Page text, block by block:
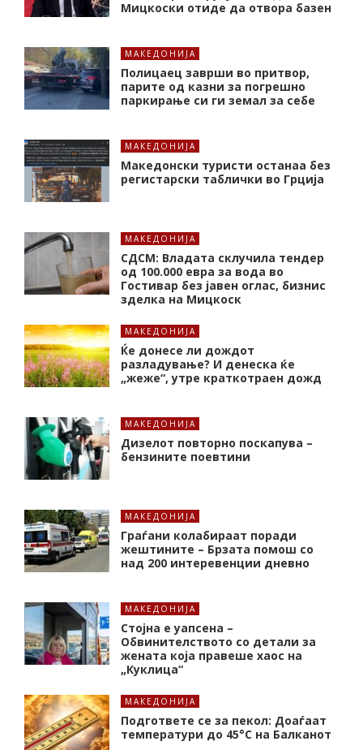
Мицкоски отиде да отвора базен
МАКЕДОНИЈА
Полицаец заврши во притвор,
парите од казни за погрешно
паркирање си ги земал за себе
МАКЕДОНИЈА
Македонски туристи останаа без
регистарски таблички во Грција
МАКЕДОНИЈА
СДСМ: Владата склучила тендер
од 100.000 евра за вода во
Гостивар без јавен оглас, бизнис
зделка на Мицкоск
МАКЕДОНИЈА
Ќе донесе ли дождот
разладување? И денеска ќе
„жеже“, утре краткотраен дожд
МАКЕДОНИЈА
Дизелот повторно поскапува –
бензините поевтини
МАКЕДОНИЈА
Граѓани колабираат поради
жештините – Брзата помош со
над 200 интеревенции дневно
МАКЕДОНИЈА
Стојна е уапсена –
Обвинителството со детали за
жената која правеше хаос на
„Куклица“
МАКЕДОНИЈА
Подгответе се за пекол: Доаѓаат
температури до 45°C на Балканот